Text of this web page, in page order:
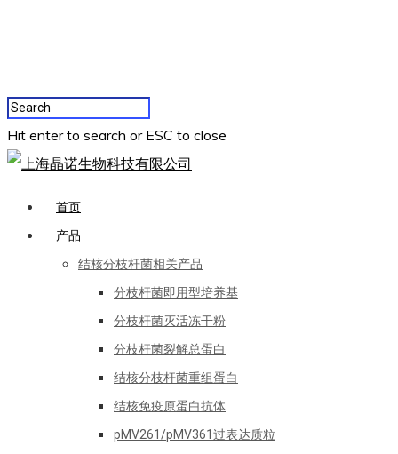
Hit enter to search or ESC to close
首页
产品
结核分枝杆菌相关产品
分枝杆菌即用型培养基
分枝杆菌灭活冻干粉
分枝杆菌裂解总蛋白
结核分枝杆菌重组蛋白
结核免疫原蛋白抗体
pMV261/pMV361过表达质粒